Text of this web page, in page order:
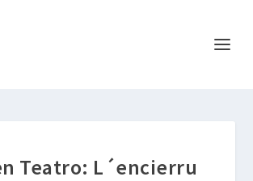
Teatro: L´encierru